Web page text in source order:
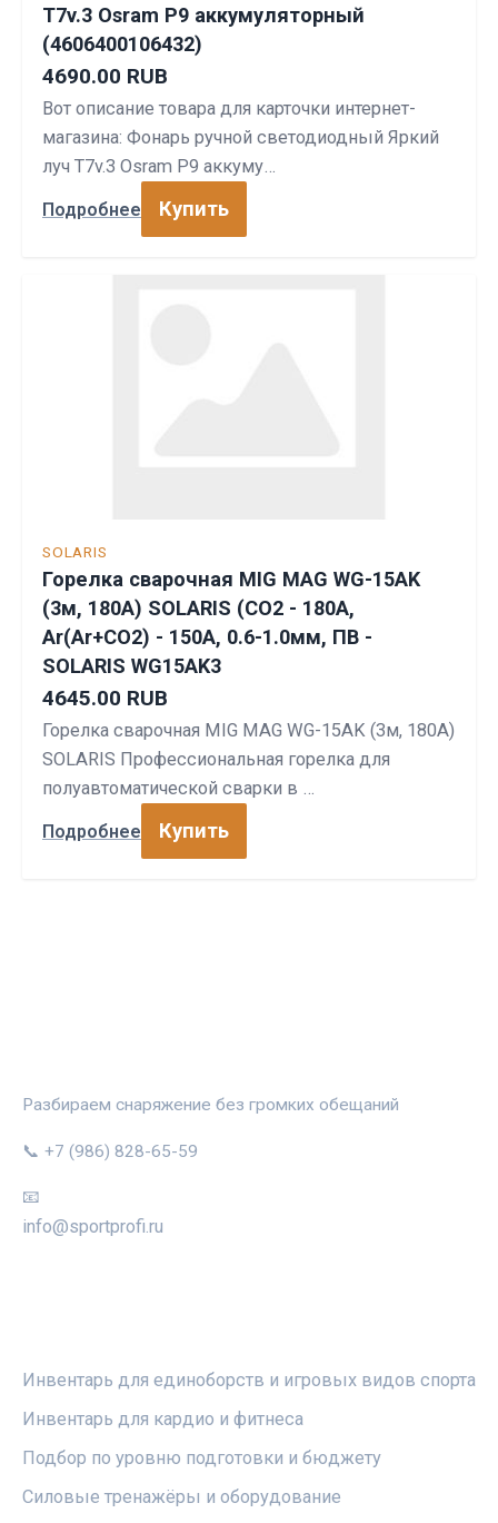
T7v.3 Osram P9 аккумуляторный
(4606400106432)
4690.00 RUB
Вот описание товара для карточки интернет-
магазина: Фонарь ручной светодиодный Яркий
луч T7v.3 Osram P9 аккуму…
Подробнее Купить
SOLARIS
Горелка сварочная MIG MAG WG-15AK
(3м, 180А) SOLARIS (CO2 - 180A,
Ar(Ar+CO2) - 150A, 0.6-1.0мм, ПВ -
SOLARIS WG15AK3
4645.00 RUB
Горелка сварочная MIG MAG WG-15AK (3м, 180А)
SOLARIS Профессиональная горелка для
полуавтоматической сварки в …
Подробнее Купить
Разбираем снаряжение без громких обещаний
📞 +7 (986) 828-65-59
📧
info@sportprofi.ru
Инвентарь для единоборств и игровых видов спорта
Инвентарь для кардио и фитнеса
Подбор по уровню подготовки и бюджету
Силовые тренажёры и оборудование